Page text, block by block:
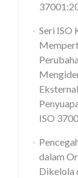
Seri ISO
ISO
dalam
Dikelola